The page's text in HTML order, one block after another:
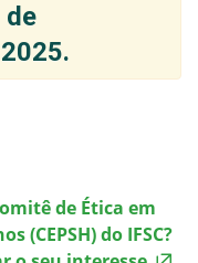
de
de Ética em
(CEPSH) do IFSC?